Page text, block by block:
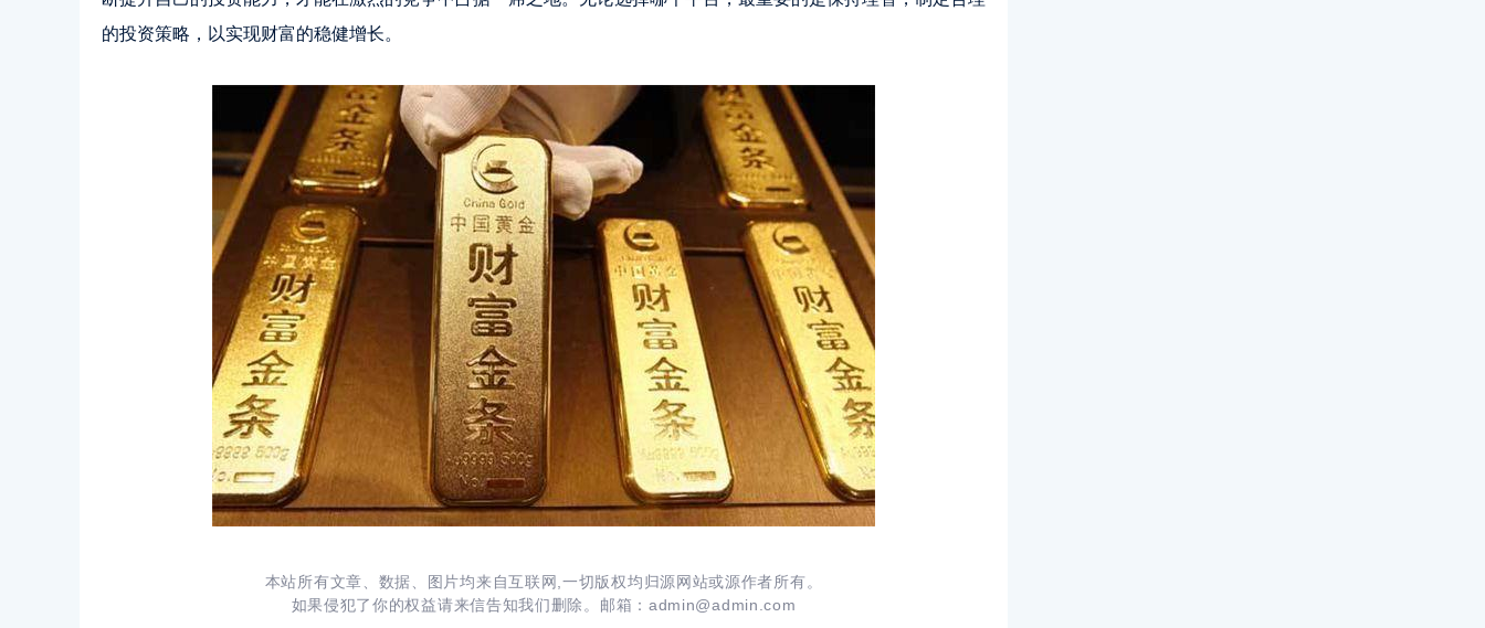
的投资策略，以实现财富的稳健增长。
本站所有文章、数据、图片均来自互联网,一切版权均归源网站或源作者所有。
如果侵犯了你的权益请来信告知我们删除。邮箱：admin@admin.com